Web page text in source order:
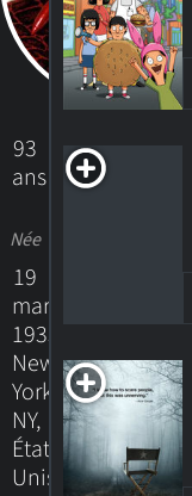
93
ans
Née
19
mars
1933
New
York,
NY,
États-
Unis